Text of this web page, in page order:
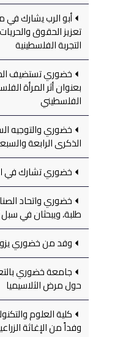
أبو الرب يشارك في
تعزيز الحقوق
التجربة الفلسطينية
خضوري تستضيف
بعنوان أثر المرأة
الفلسطيني
خضوري والتوجيه
الذكرى الرابعة
خضوري تشارك في
خضوري واتحاد
طلبة، ويبحثان في
وفد من خضوري
جامعة خضوري
حول مرض الثلاسيميا
كلية العلوم
وفداً من الإغاثة